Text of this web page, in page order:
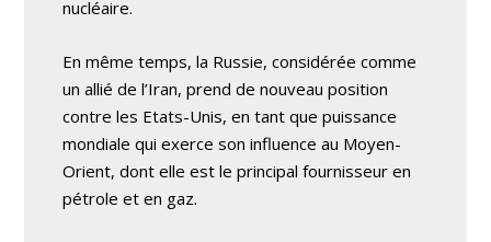
nucléaire.
En même temps, la Russie, considérée comme
un allié de l’Iran, prend de nouveau position
contre les Etats-Unis, en tant que puissance
mondiale qui exerce son influence au Moyen-
Orient, dont elle est le principal fournisseur en
pétrole et en gaz.